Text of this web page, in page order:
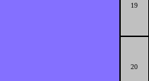
19
20